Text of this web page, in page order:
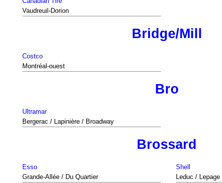
Vaudreuil-Dorion
Bridge/Mill
Costco
Montréal-ouest
Bro
Ultramar
Bergerac / Lapinière / Broadway
Brossard
Esso
Grande-Allée / Du Quartier
Shell
Leduc / Lepage